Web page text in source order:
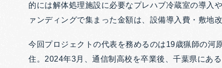
的には解体処理施設に必要なプレハブ冷蔵室の導入
ァンディングで集まった金額は、設備導入費・敷地
今回プロジェクトの代表を務めるのは19歳猟師の河
住。2024年3月、通信制高校を卒業後、千葉県にあ